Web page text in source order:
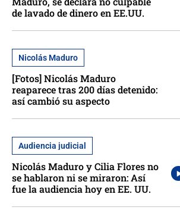
de lavado de dinero en EE.UU.
Nicolás Maduro
[Fotos] Nicolás Maduro
reaparece tras 200 días detenido:
así cambió su aspecto
Audiencia judicial
Nicolás Maduro y Cilia Flores no
se hablaron ni se miraron: Así
fue la audiencia hoy en EE. UU.